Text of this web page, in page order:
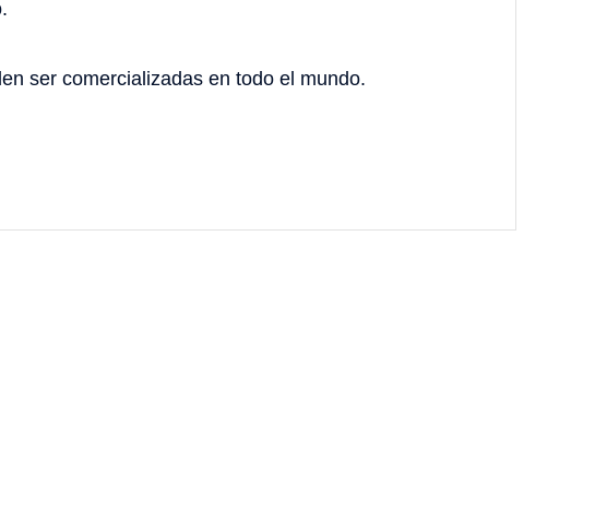
ser comercializadas en todo el mundo.